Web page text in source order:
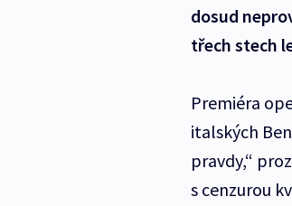
dosud
třech stech
Premiéra
italských
pravdy,“
s cenzurou